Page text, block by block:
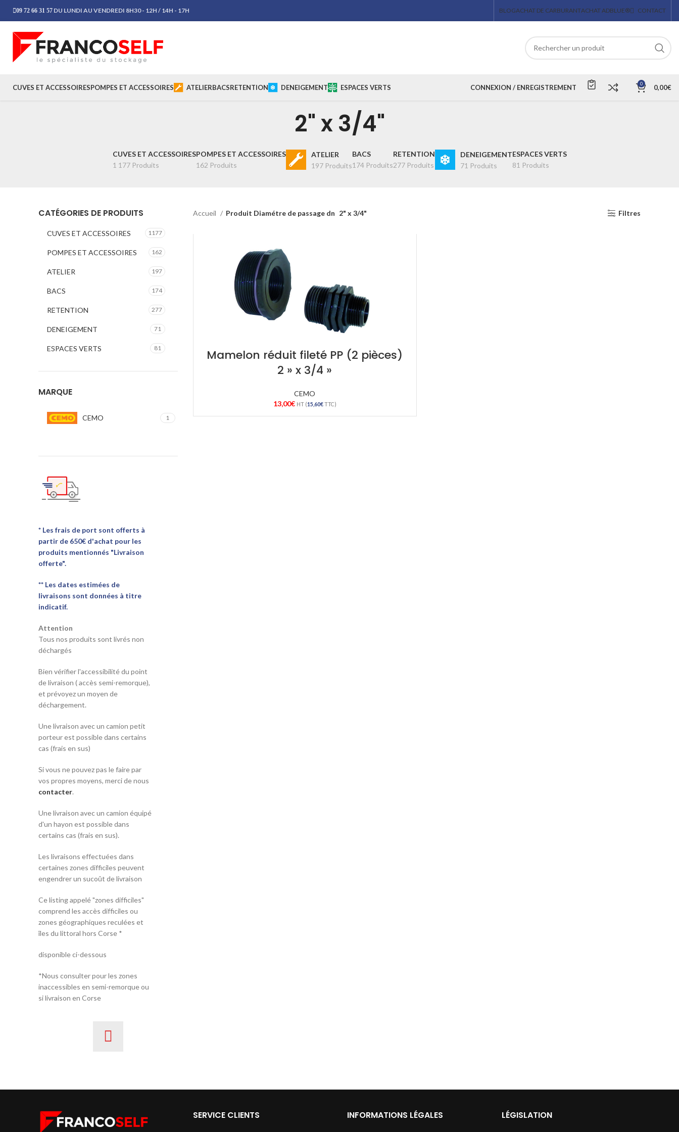
09 72 66 31 57 DU LUNDI AU VENDREDI 8H30 - 12H / 14H - 17H BLOGACHAT DE CARBURANTACHAT ADBLUE® CONTACT
CUVES ET ACCESSOIRESPOMPES ET ACCESSOIRES ATELIERBACSRETENTION DENEIGEMENT ESPACES VERTS CONNEXION / ENREGISTREMENT 0 0,00€
2" x 3/4"
CUVES ET ACCESSOIRES
1 177 Produits
POMPES ET ACCESSOIRES
162 Produits
ATELIER
197 Produits
BACS
174 Produits
RETENTION
277 Produits
DENEIGEMENT
71 Produits
ESPACES VERTS
81 Produits
CATÉGORIES DE PRODUITS
CUVES ET ACCESSOIRES 1177
POMPES ET ACCESSOIRES 162
ATELIER 197
BACS 174
RETENTION 277
DENEIGEMENT 71
ESPACES VERTS 81
MARQUE
CEMO 1
* Les frais de port sont offerts à
partir de 650€ d'achat pour les
produits mentionnés "Livraison
offerte".
** Les dates estimées de
livraisons sont données à titre
indicatif.
Attention
Tous nos produits sont livrés non
déchargés
Bien vérifier l'accessibilité du point
de livraison ( accès semi-remorque),
et prévoyez un moyen de
déchargement.
Une livraison avec un camion petit
porteur est possible dans certains
cas (frais en sus)
Si vous ne pouvez pas le faire par
vos propres moyens, merci de nous
contacter.
Une livraison avec un camion équipé
d'un hayon est possible dans
certains cas (frais en sus).
Les livraisons effectuées dans
certaines zones difficiles peuvent
engendrer un sucoût de livraison
Ce listing appelé "zones difficiles"
comprend les accès difficiles ou
zones géographiques reculées et
îles du littoral hors Corse *
disponible ci-dessous
*Nous consulter pour les zones
inaccessibles en semi-remorque ou
si livraison en Corse
Accueil Produit Diamétre de passage dn 2" x 3/4" Filtres
Mamelon réduit fileté PP (2 pièces)
2 » x 3/4 »
CEMO
13,00€ HT (15,60€TTC)
SERVICE CLIENTS INFORMATIONS LÉGALES LÉGISLATION